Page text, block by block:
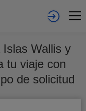
Wallis y
tu viaje con
de solicitud